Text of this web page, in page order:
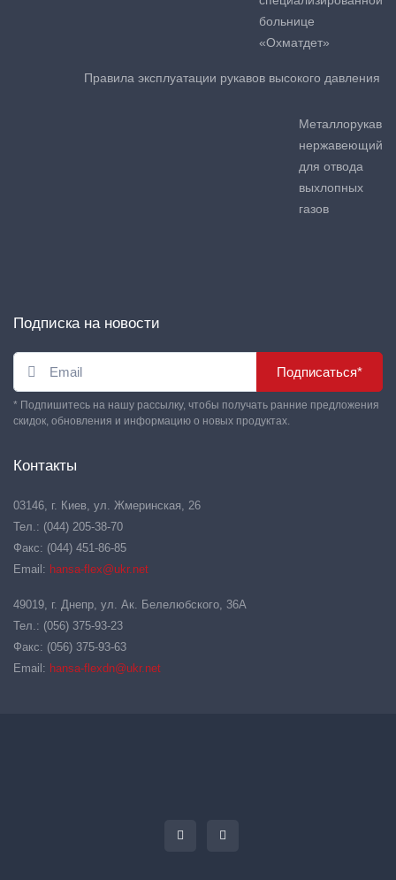
больнице
«Охматдет»
Правила эксплуатации рукавов высокого давления
Металлорукав
нержавеющий
для отвода
выхлопных
газов
Подписка на новости
Подписаться*
* Подпишитесь на нашу рассылку, чтобы получать ранние предложения
скидок, обновления и информацию о новых продуктах.
Контакты
03146, г. Киев, ул. Жмеринская, 26
Тел.: (044) 205-38-70
Факс: (044) 451-86-85
Email: hansa-flex@ukr.net
49019, г. Днепр, ул. Ак. Белелюбского, 36А
Тел.: (056) 375-93-23
Факс: (056) 375-93-63
Email: hansa-flexdn@ukr.net